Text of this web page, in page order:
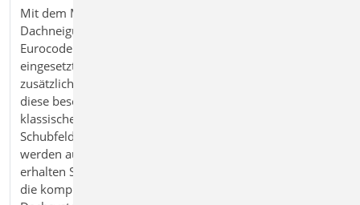
Mit dem Modul S133.de Stahl‑Trapezprofile quer zur
Dachneigung bemessen Sie Dachprofile im Stahlbau nach
Eurocode 3. Werden Trapezprofile quer zur Dachneigung
eingesetzt, wirken sie neben der Haupttragrichtung
zusätzlich in Schubrichtung. Das Modul berücksichtigt
diese besondere Beanspruchung und führt neben den
klassischen Nachweisen auch alle erforderlichen
Schubfeldnachweise durch. Wind- und Schneelasten
werden automatisch nach Eurocode 1 ermittelt. So
erhalten Sie eine sichere und praxisgerechte Lösung für
die komplexe Bemessung von Trapezprofilen in